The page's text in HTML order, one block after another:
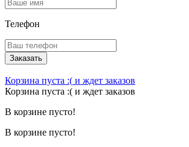
Телефон
Заказать
Корзина пуста :( и ждет заказов
Корзина пуста :( и ждет заказов
В корзине пусто!
В корзине пусто!